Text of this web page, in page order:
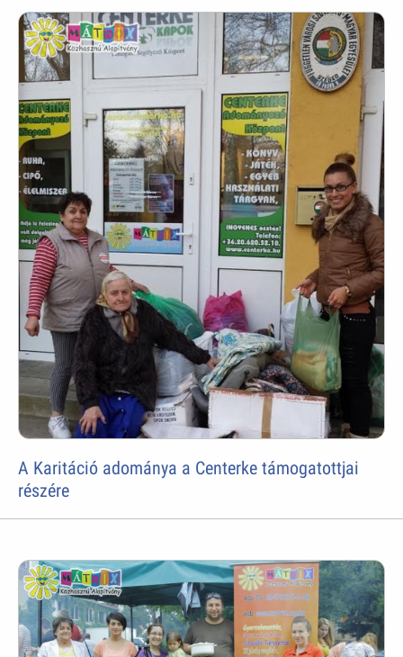
A Karitáció adománya a Centerke támogatottjai
részére